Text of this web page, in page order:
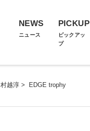
NEWS
ニュース
PICKUP
ピックアッ
プ
村越淳 > EDGE trophy